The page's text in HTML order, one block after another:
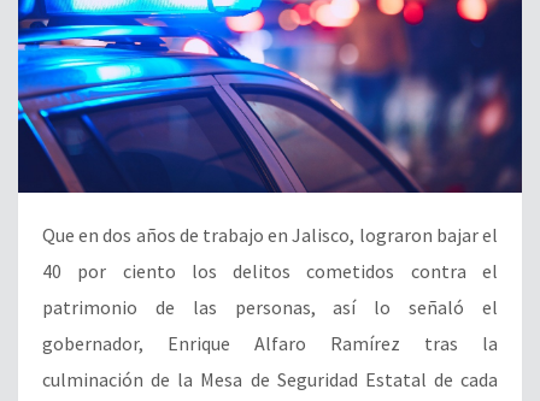
Que en dos años de trabajo en Jalisco, lograron bajar el
40 por ciento los delitos cometidos contra el
patrimonio de las personas, así lo señaló el
gobernador, Enrique Alfaro Ramírez tras la
culminación de la Mesa de Seguridad Estatal de cada